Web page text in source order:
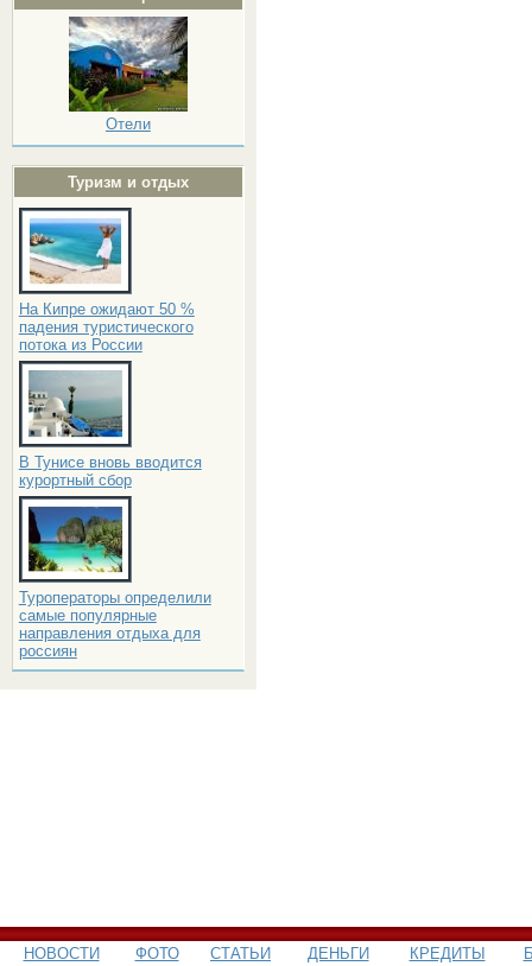
Отели
Туризм и отдых
На Кипре ожидают 50 %
падения туристического
потока из России
В Тунисе вновь вводится
курортный сбор
Туроператоры определили
самые популярные
направления отдыха для
россиян
НОВОСТИ ФОТО СТАТЬИ ДЕНЬГИ КРЕДИТЫ